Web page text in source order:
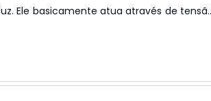
Ele basicamente atua através de
a distribuição de pequenos focos de
a luz ocorre quando o LED é polarizado,
fonte para fita led 12v, real.